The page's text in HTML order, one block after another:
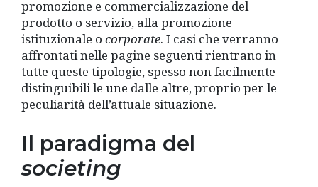
promozione e commercializzazione del
prodotto o servizio, alla promozione
istituzionale o corporate. I casi che verranno
affrontati nelle pagine seguenti rientrano in
tutte queste tipologie, spesso non facilmente
distinguibili le une dalle altre, proprio per le
peculiarità dell’attuale situazione.
Il paradigma del
societing